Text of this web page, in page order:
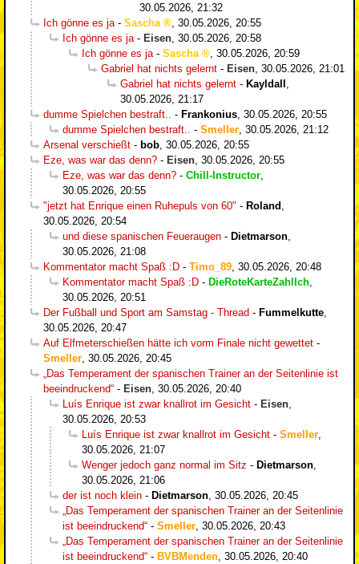
30.05.2026, 21:32
Ich gönne es ja - Sascha
30.05.2026, 20:55
Ich gönne es ja - Eisen 30.05.2026, 20:58
Ich gönne es ja - Sascha
30.05.2026, 20:59
Gabriel hat nichts gelernt - Eisen 30.05.2026, 21:01
Gabriel hat nichts gelernt - Kayldall
30.05.2026, 21:17
dumme Spielchen bestraft..
- Frankonius 30.05.2026, 20:55
dumme Spielchen bestraft..
- Smeller 30.05.2026, 21:12
Arsenal verschießt - bob 30.05.2026, 20:55
Eze, was war das denn? - Eisen 30.05.2026, 20:55
Eze, was war das denn? - Chill-Instructor
30.05.2026, 20:55
"jetzt hat Enrique einen Ruhepuls von 60" - Roland
30.05.2026, 20:54
und diese spanischen Feueraugen - Dietmarson
30.05.2026, 21:08
Kommentator macht Spaß :D - Timo_89 30.05.2026, 20:48
Kommentator macht Spaß :D - DieRoteKarteZahlIch
30.05.2026, 20:51
Der Fußball und Sport am Samstag - Thread - Fummelkutte
30.05.2026, 20:47
Auf Elfmeterschießen hätte ich vorm Finale nicht gewettet -
Smeller 30.05.2026, 20:45
„Das Temperament der spanischen Trainer an der Seitenlinie ist
beeindruckend“ - Eisen 30.05.2026, 20:40
Luís Enrique ist zwar knallrot im Gesicht - Eisen
30.05.2026, 20:53
Luís Enrique ist zwar knallrot im Gesicht - Smeller
30.05.2026, 21:07
Wenger jedoch ganz normal im Sitz - Dietmarson
30.05.2026, 21:06
der ist noch klein - Dietmarson 30.05.2026, 20:45
„Das Temperament der spanischen Trainer an der Seitenlinie
ist beeindruckend“ - Smeller 30.05.2026, 20:43
„Das Temperament der spanischen Trainer an der Seitenlinie
ist beeindruckend“ - BVBMenden 30.05.2026, 20:40